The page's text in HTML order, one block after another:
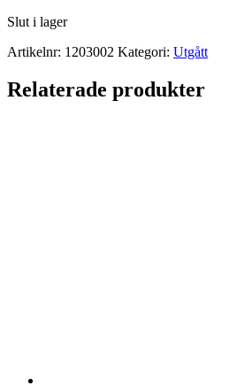
Slut i lager
Artikelnr: 1203002 Kategori: Utgått
Relaterade produkter